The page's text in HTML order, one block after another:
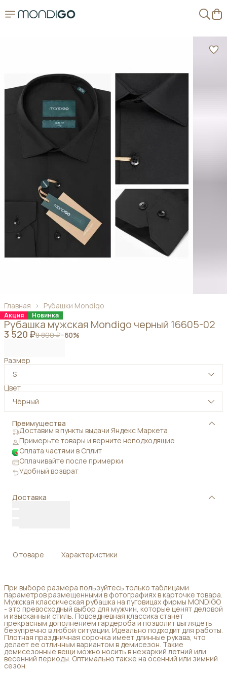
Рубашки Mondigo
Главная ›
Акция Новинка
Рубашка мужская Mondigo черный 16605-02
3 520 ₽8 800 ₽−60%
Размер
S
Цвет
Чёрный
Преимущества
Доставим в пункты выдачи Яндекс Маркета
Примерьте товары и верните неподходящие
Оплата частями в Сплит
Оплачивайте после примерки
Удобный возврат
Доставка
О товаре Характеристики
При выборе размера пользуйтесь только таблицами
параметров размещенными в фотографиях в карточке товара.
Мужская классическая рубашка на пуговицах фирмы MONDIGO
- это превосходный выбор для мужчин, которые ценят деловой
и изысканный стиль. Повседневная классика станет
прекрасным дополнением гардероба и позволит выглядеть
безупречно в любой ситуации. Идеально подходит для работы.
Плотная праздничная сорочка имеет длинные рукава, что
делает ее отличным вариантом в демисезон. Такие
демисезонные вещи можно носить в нежаркий летний или
весенний периоды. Оптимально также на осенний или зимний
сезон.